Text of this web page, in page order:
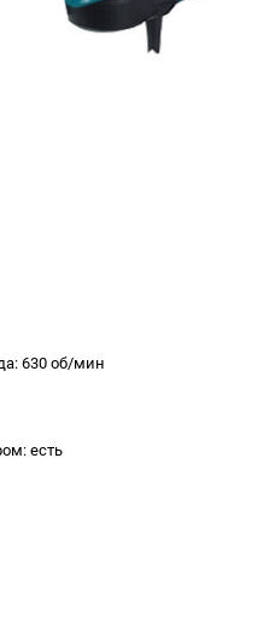
630 об/мин
есть